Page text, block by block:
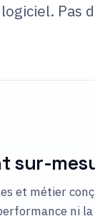
Pas
sur-
et métier
ni